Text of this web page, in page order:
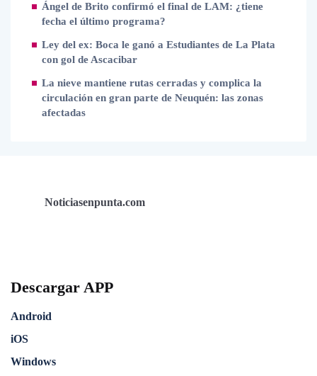
Ángel de Brito confirmó el final de LAM: ¿tiene
fecha el último programa?
Ley del ex: Boca le ganó a Estudiantes de La Plata
con gol de Ascacibar
La nieve mantiene rutas cerradas y complica la
circulación en gran parte de Neuquén: las zonas
afectadas
Noticiasenpunta.com
Descargar APP
Android
iOS
Windows